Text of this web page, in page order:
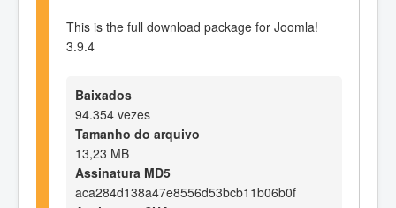
This is the full download package for Joomla!
3.9.4
Baixados
94.354 vezes
Tamanho do arquivo
13,23 MB
Assinatura MD5
aca284d138a47e8556d53bcb11b06b0f